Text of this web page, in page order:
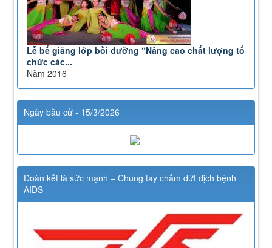
Lễ bế giảng lớp bồi dưỡng “Nâng cao chất lượng tổ
chức các...
Năm 2016
Ngày bầu cử - 15/3/2026
Đoàn kết là sức mạnh – Chung tay chấm dứt dịch bệnh
AIDS